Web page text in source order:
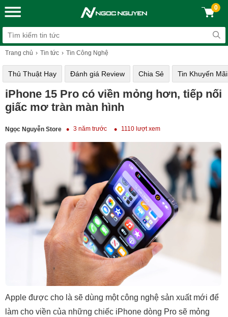
0
Trang chủ Tin tức Tin Công Nghệ
Thủ Thuật Hay Đánh giá Review Chia Sẻ Tin Khuyến Mãi
iPhone 15 Pro có viền mỏng hơn, tiếp nối
giấc mơ tràn màn hình
Ngọc Nguyễn Store 3 năm trước 1110 lượt xem
Apple được cho là sẽ dùng một công nghệ sản xuất mới để
làm cho viền của những chiếc iPhone dòng Pro sẽ mỏng